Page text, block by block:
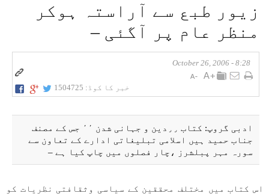
زيور طبع سے آراستہ ہوكر
منظر عام پر آگئی –
8:28 - October 26, 2006
خبر کا کوڈ: 1504725
ادبی گروپ: كتاب ٫٫دين و جہانی شدن ٬٬ جس كے مصنف
جناب حميد ہیں اسلامی تبليغاتی ادارے كے تعاون سے
سورہ مہر پبلشرز ،چار فصلوں میں چاپ كيا ہے –
اس كتاب میں مختلف محققين كے سياسی وثقافتی نظريات كو